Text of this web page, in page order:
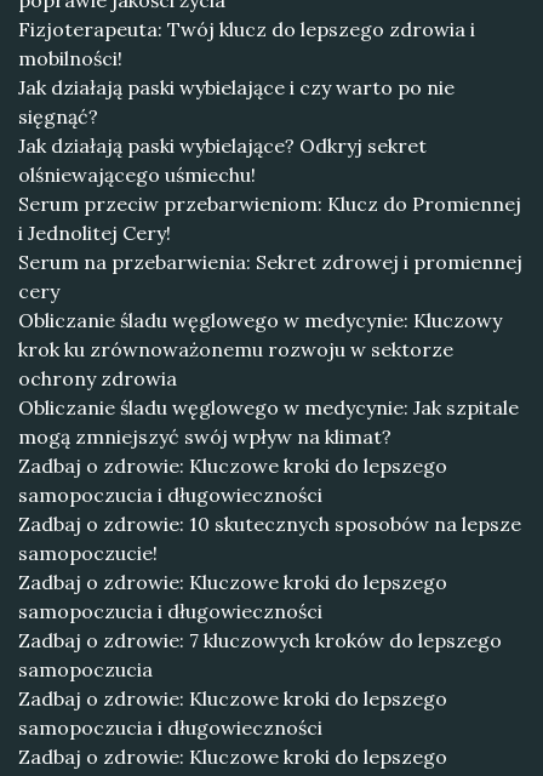
Fizjoterapeuta: Twój klucz do lepszego zdrowia i
mobilności!
Jak działają paski wybielające i czy warto po nie
sięgnąć?
Jak działają paski wybielające? Odkryj sekret
olśniewającego uśmiechu!
Serum przeciw przebarwieniom: Klucz do Promiennej
i Jednolitej Cery!
Serum na przebarwienia: Sekret zdrowej i promiennej
cery
Obliczanie śladu węglowego w medycynie: Kluczowy
krok ku zrównoważonemu rozwoju w sektorze
ochrony zdrowia
Obliczanie śladu węglowego w medycynie: Jak szpitale
mogą zmniejszyć swój wpływ na klimat?
Zadbaj o zdrowie: Kluczowe kroki do lepszego
samopoczucia i długowieczności
Zadbaj o zdrowie: 10 skutecznych sposobów na lepsze
samopoczucie!
Zadbaj o zdrowie: Kluczowe kroki do lepszego
samopoczucia i długowieczności
Zadbaj o zdrowie: 7 kluczowych kroków do lepszego
samopoczucia
Zadbaj o zdrowie: Kluczowe kroki do lepszego
samopoczucia i długowieczności
Zadbaj o zdrowie: Kluczowe kroki do lepszego